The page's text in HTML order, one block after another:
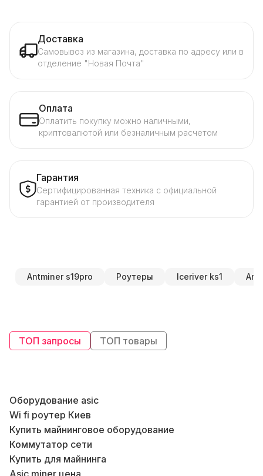
Доставка
Самовывоз из магазина, доставка по адресу или в
отделение "Новая Почта"
Оплата
Оплатить покупку можно наличными,
криптовалютой или безналичным расчетом
Гарантия
Сертифицированная техника с официальной
гарантией от производителя
Antminer s19pro Роутеры Iceriver ks1
ТОП запросы ТОП товары
Оборудование asic
Wi fi роутер Киев
Купить майнинговое оборудование
Коммутатор сети
Купить для майнинга
Asic miner цена